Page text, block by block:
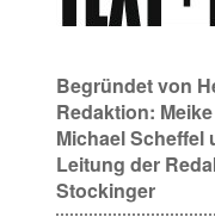
Begründet von
Redaktion:
Michael Scheffel
Leitung der
Stockinger